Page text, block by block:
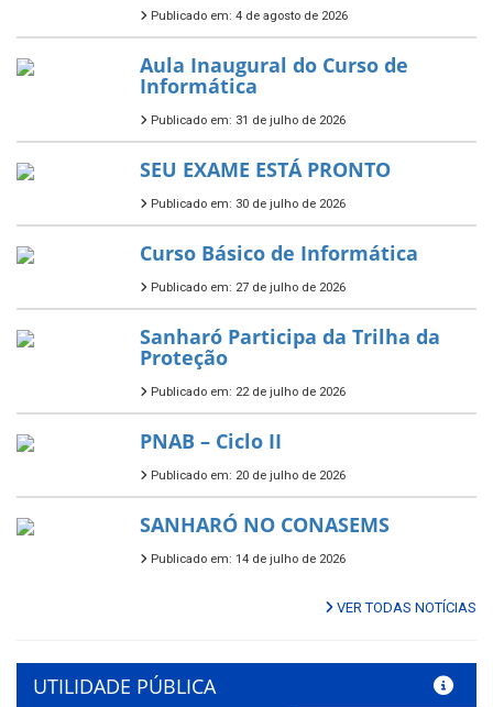
Publicado em: 4 de agosto de 2026
Aula Inaugural do Curso de
Informática
Publicado em: 31 de julho de 2026
SEU EXAME ESTÁ PRONTO
Publicado em: 30 de julho de 2026
Curso Básico de Informática
Publicado em: 27 de julho de 2026
Sanharó Participa da Trilha da
Proteção
Publicado em: 22 de julho de 2026
PNAB – Ciclo II
Publicado em: 20 de julho de 2026
SANHARÓ NO CONASEMS
Publicado em: 14 de julho de 2026
VER TODAS NOTÍCIAS
UTILIDADE PÚBLICA